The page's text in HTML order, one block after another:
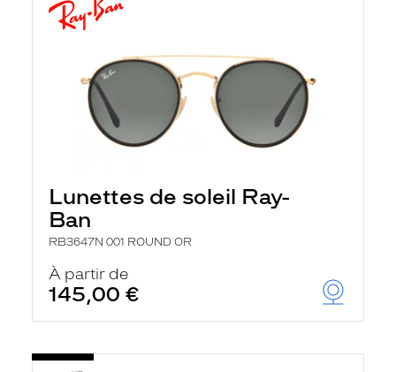
Lunettes de soleil Ray-
Ban
RB3647N 001 ROUND OR
À partir de
145,00 €